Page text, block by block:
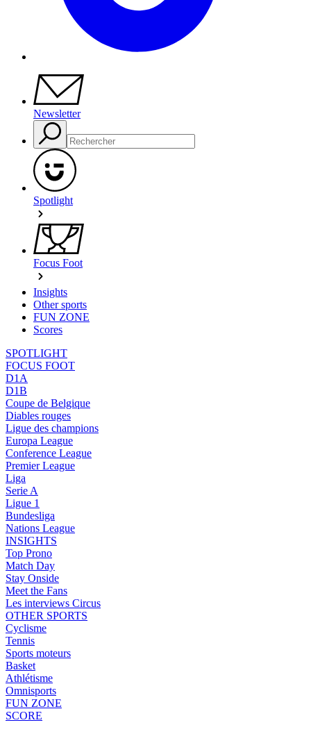
Newsletter
Spotlight
Focus Foot
Insights
Other sports
FUN ZONE
Scores
SPOTLIGHT
FOCUS FOOT
D1A
D1B
Coupe de Belgique
Diables rouges
Ligue des champions
Europa League
Conference League
Premier League
Liga
Serie A
Ligue 1
Bundesliga
Nations League
INSIGHTS
Top Prono
Match Day
Stay Onside
Meet the Fans
Les interviews Circus
OTHER SPORTS
Cyclisme
Tennis
Sports moteurs
Basket
Athlétisme
Omnisports
FUN ZONE
SCORE